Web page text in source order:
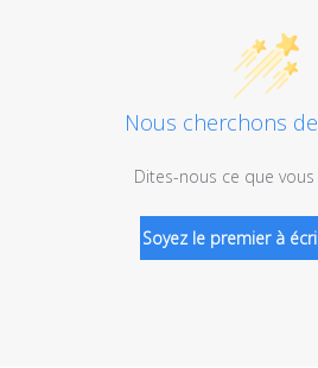
Nous cherchons
Dites-nous ce que
Soyez le premier à